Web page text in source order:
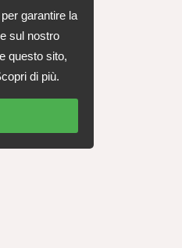
garantire la
sul nostro
questo sito,
di più.